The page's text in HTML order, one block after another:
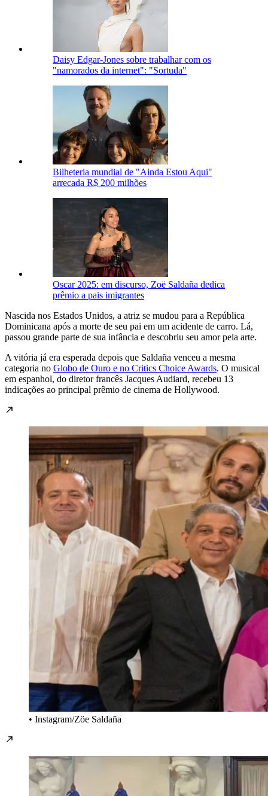
Daisy Edgar-Jones sobre trabalhar com os
"namorados da internet": "Sortuda"
Bilheteria mundial de "Ainda Estou Aqui"
arrecada R$ 200 milhões
Oscar 2025: em discurso, Zoë Saldaña dedica
prêmio a pais imigrantes
Nascida nos Estados Unidos, a atriz se mudou para a República
Dominicana após a morte de seu pai em um acidente de carro. Lá,
passou grande parte de sua infância e descobriu seu amor pela arte.
A vitória já era esperada depois que Saldaña venceu a mesma
categoria no Globo de Ouro e no Critics Choice Awards. O musical
em espanhol, do diretor francês Jacques Audiard, recebeu 13
indicações ao principal prêmio de cinema de Hollywood.
• Instagram/Zöe Saldaña